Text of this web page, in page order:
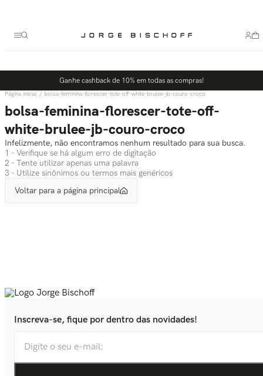
Ganhe cashback de 10% em todas as compras!
bolsa-feminina-florescer-tote-off-white-brulee-jb-couro-croco
bolsa-feminina-florescer-tote-off-
white-brulee-jb-couro-croco
Infelizmente, não encontramos nenhum resultado para sua busca.
1 - Verifique se há algum erro de digitação
2 - Tente utilizar apenas uma palavra
3 - Utilize sinônimos ou termos mais genéricos
Voltar para a página principal
Inscreva-se, fique por dentro das novidades!
º bota